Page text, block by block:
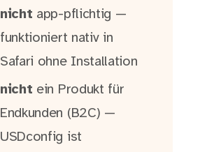
nicht app-pflichtig —
funktioniert nativ in
Safari ohne Installation
nicht ein Produkt für
Endkunden (B2C) —
USDconfig ist